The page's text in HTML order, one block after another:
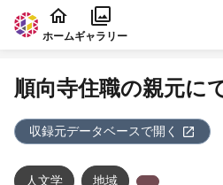
本文に飛ぶ
ホームギャラリー
順向寺住職の親元に
収録元データベースで開く
人文学 地域